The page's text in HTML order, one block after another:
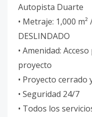
Autopista Duarte
• Metraje: 1,000
DESLINDADO
• Amenidad:
proyecto
• Proyecto cerrado
• Seguridad 24/7
• Todos los